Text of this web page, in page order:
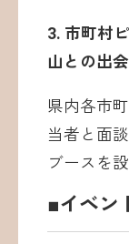
3. 市町村
山との出
県内各市
当者と面
ブースを
■イベン